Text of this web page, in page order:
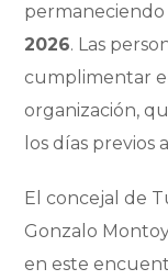
permaneciendo
2026. Las
cumplimentar
organización,
los días previos
El concejal de
Gonzalo
en este